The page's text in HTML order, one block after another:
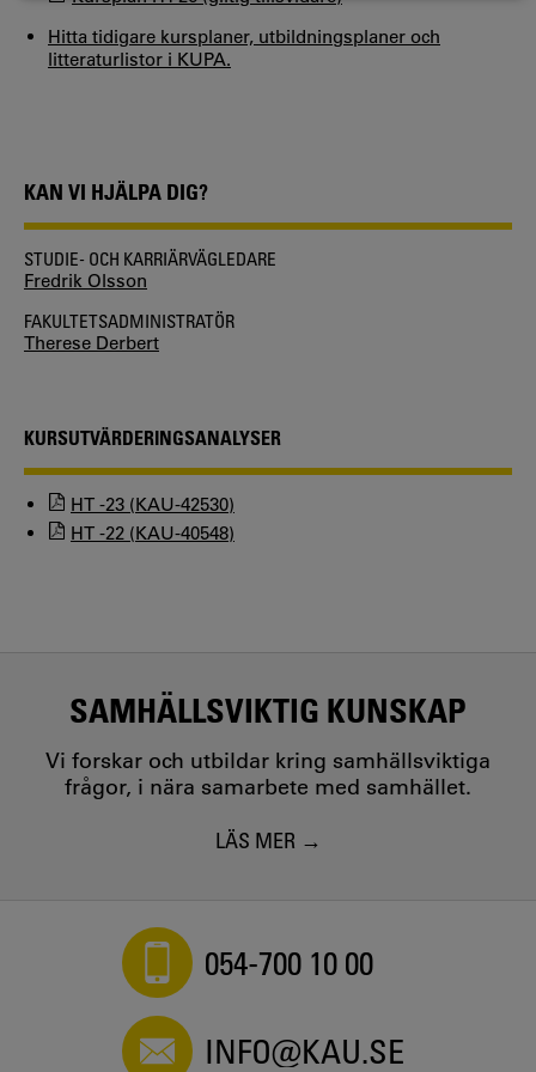
Hitta tidigare kursplaner, utbildningsplaner och
litteraturlistor i KUPA.
KAN VI HJÄLPA DIG?
STUDIE- OCH KARRIÄRVÄGLEDARE
Fredrik Olsson
FAKULTETSADMINISTRATÖR
Therese Derbert
KURSUTVÄRDERINGSANALYSER
HT -23 (KAU-42530)
HT -22 (KAU-40548)
SAMHÄLLSVIKTIG KUNSKAP
Vi forskar och utbildar kring samhällsviktiga
frågor, i nära samarbete med samhället.
LÄS MER
054-700 10 00
INFO@KAU.SE